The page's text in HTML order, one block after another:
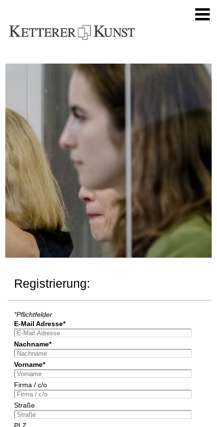
Registrierung:
*Pflichtfelder
E-Mail Adresse*
Nachname*
Vorname*
Firma / c/o
Straße